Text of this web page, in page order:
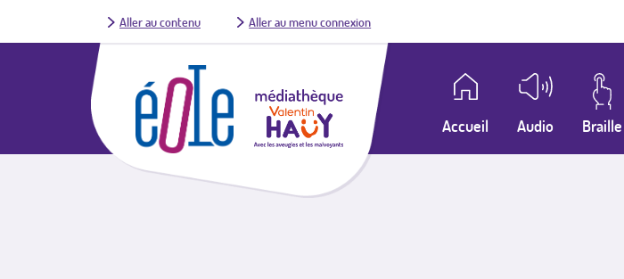
Aller au contenu Aller au menu connexion
Accueil Audio Braille